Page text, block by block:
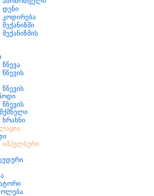
დენი
კოდირება
მექანიზმი
მექანიზმის
წნევა
წნევის
წნევის
წნევის
ხრახნი
იმპულსური